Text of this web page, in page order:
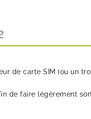
de carte SIM (ou un
de faire légèrement